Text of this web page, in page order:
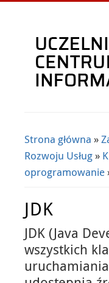
Jesteś tutaj
Strona główna »
Rozwoju Usług »
oprogramowanie
JDK
JDK (Java
wszystkich